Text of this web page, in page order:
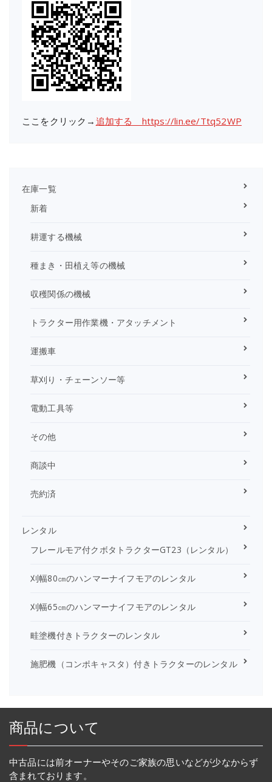
ここをクリック→ 追加する https://lin.ee/Ttq52WP
在庫一覧
新着
耕運する機械
種まき・田植え等の機械
収穫関係の機械
トラクター用作業機・アタッチメント
運搬車
草刈り・チェーンソー等
電動工具等
その他
商談中
売約済
レンタル
フレールモア付クボタトラクターGT23（レンタル）
刈幅80㎝のハンマーナイフモアのレンタル
刈幅65㎝のハンマーナイフモアのレンタル
畦塗機付きトラクターのレンタル
施肥機（コンポキャスタ）付きトラクターのレンタル
商品について
中古品には前オーナーやそのご家族の思いなどが少なからず
含まれております。